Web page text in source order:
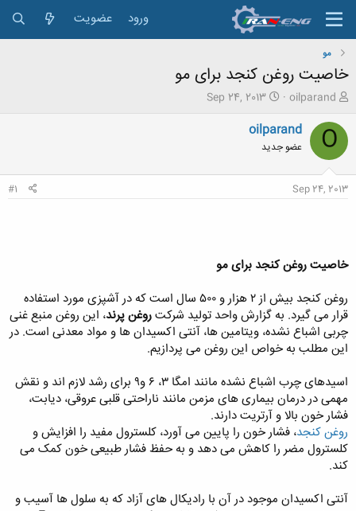
ورود عضویت
مو
خاصیت روغن کنجد برای مو
ش
و
ع
ک
و
oilparand
ت
ر
ی
خ
Sep 24, 2013
O
oilparand
عضو جدید
Sep 24, 2013
#1
خاصیت روغن کنجد برای مو
روغن کنجد بیش از ۲ هزار و ۵۰۰ سال است که در آشپزی مورد استفاده
قرار می گیرد. به گزارش واحد تولید شرکتروغن پرند، این روغن منبع غنی
چربی اشباع نشده، ویتامین ها، آنتی اکسیدان ها و مواد معدنی است. در
این مطلب به خواص این روغن می پردازیم.
اسیدهای چرب اشباع نشده مانند امگا ۳، ۶ و۹ برای رشد لازم اند و نقش
مهمی در درمان بیماری های مزمن مانند ناراحتی قلبی عروقی، دیابت،
فشار خون بالا و آرتریت دارند.
روغن کنجد، فشار خون را پایین می آورد، کلسترول مفید را افزایش و
کلسترول مضر را کاهش می دهد و به حفظ فشار طبیعی خون کمک می
کند.
آنتی اکسیدان موجود در آن با رادیکال های آزاد که به سلول ها آسیب و